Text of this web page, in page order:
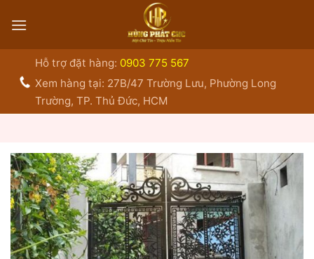
qua
Hỗ trợ đặt hàng: 0903 775 567
Xem hàng tại: 27B/47 Trường Lưu, Phường Long
Trường, TP. Thủ Đức, HCM